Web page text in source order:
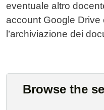
eventuale altro
account Google
l’archiviazione dei
Browse the